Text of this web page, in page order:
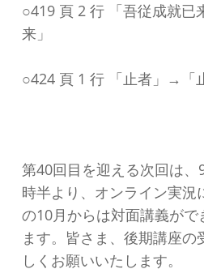
○419 頁 2 行 「吾従成就
来」
○424 頁 1 行 「止者」→「
第40回目を迎える次回は
時半より、オンライン実況
の10月からは対面講義が
ます。皆さま、後期講座の
しくお願いいたします。